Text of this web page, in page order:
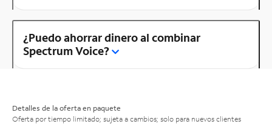
¿Puedo ahorrar dinero al combinar
Spectrum Voice?
Detalles de la oferta en paquete
Oferta por tiempo limitado; sujeta a cambios; solo para nuevos clientes